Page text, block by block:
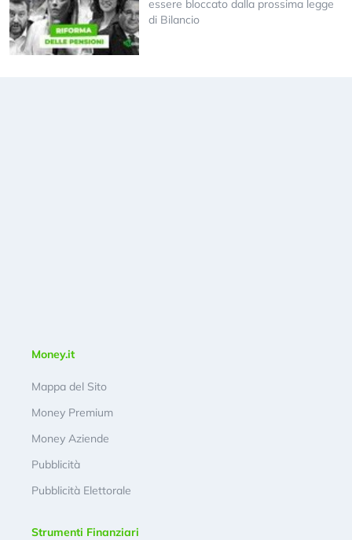
essere bloccato dalla prossima legge
di Bilancio
Money.it
Mappa del Sito
Money Premium
Money Aziende
Pubblicità
Pubblicità Elettorale
Strumenti Finanziari